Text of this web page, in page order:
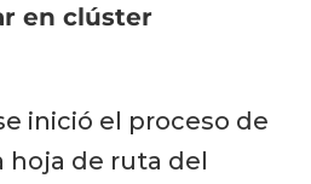
en clúster
inició el proceso de
hoja de ruta del